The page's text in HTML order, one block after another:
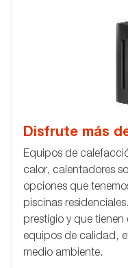
Disfrute más
Equipos de
calor, calentadores
opciones que
piscinas
prestigio y que
equipos de calidad,
medio ambiente.